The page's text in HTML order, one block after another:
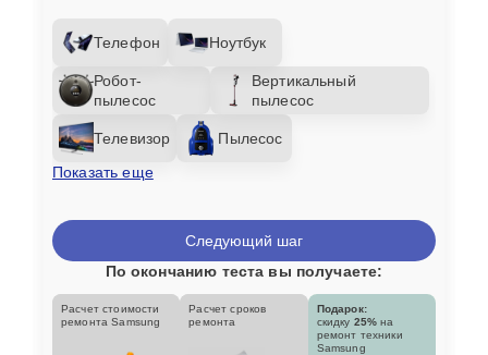
Телефон Ноутбук
Робот-
пылесос
Вертикальный
пылесос
Телевизор
Пылесос
Показать еще
Следующий шаг
По окончанию теста вы получаете:
Расчет стоимости
ремонта Samsung
Расчет сроков
ремонта
Подарок:
скидку 25% на
ремонт техники
Samsung